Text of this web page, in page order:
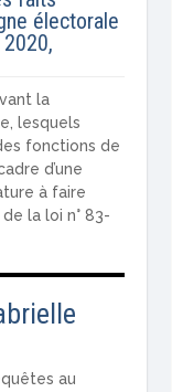
électorale
la
lesquels
fonctions de
d’une
à faire
la loi n° 83-
au